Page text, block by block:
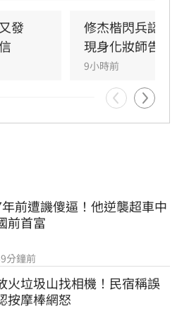
有抗癌經驗的江蕙十分心
。陳聆薇曾與眾多華語樂
經典造型，在演藝圈地位
告別式眾星雲集，展現其
性，演藝圈好友皆對這位
表達最深切的懷念與不
發
修杰楷閃兵認
現身化妝師告別
9小時前
前遭譏傻逼！他逆襲超車中
前首富
分鐘前
火垃圾山找相機！民宿稱誤
按摩棒網怒